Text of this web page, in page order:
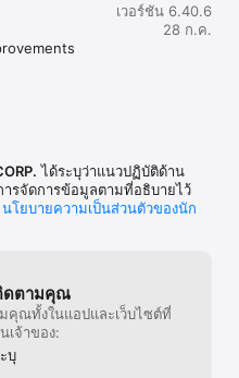
include:
and styles in real time.
creates a convenient
time for your customers,
running out of products.
any sanitation and
sampling.
from. 360° Live Hair
salon ¬– the colors are
sure of the products they
เวอร์ชัน 6.40.6
28 ก.ค.
ได้ระบุว่าแนวปฏิบัติด้าน
รจัดการข้อมูลตามที่อธิบายไว้
นโยบายความเป็นส่วนตัวของนัก
ดตามคุณ
คุณทั้งในแอปและเว็บไซต์ที่
เจ้าของ:
บุ